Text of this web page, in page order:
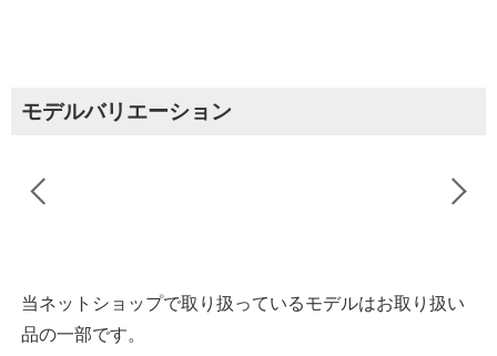
モデルバリエーション
当ネットショップで取り扱っているモデルはお取り扱い
品の一部です。